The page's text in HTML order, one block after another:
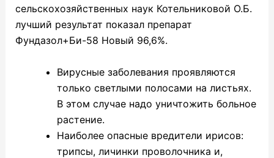
сельскохозяйственных наук Котельниковой О.Б.
лучший результат показал препарат
Фундазол+Би-58 Новый 96,6%.
Вирусные заболевания проявляются
только светлыми полосами на листьях.
В этом случае надо уничтожить больное
растение.
Наиболее опасные вредители ирисов:
трипсы, личинки проволочника и,